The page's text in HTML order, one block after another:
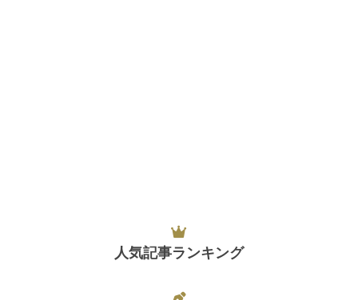
人気記事ランキング